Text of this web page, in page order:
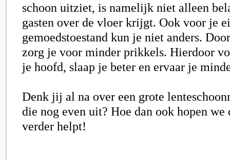
schoon uitziet, is namelijk niet alleen
gasten over de vloer krijgt. Ook voor je
gemoedstoestand kun je niet anders.
zorg je voor minder prikkels. Hierdoor
je hoofd, slaap je beter en ervaar je
Denk jij al na over een grote
die nog even uit? Hoe dan ook hopen
verder helpt!